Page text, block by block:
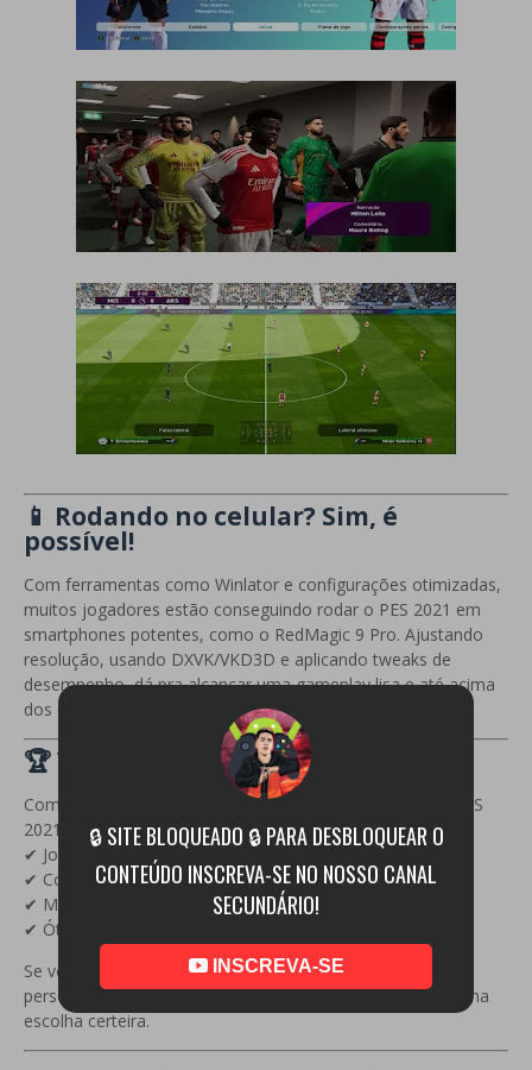
📱 Rodando no celular? Sim, é
possível!
Com ferramentas como Winlator e configurações otimizadas,
muitos jogadores estão conseguindo rodar o PES 2021 em
smartphones potentes, como o RedMagic 9 Pro. Ajustando
resolução, usando DXVK/VKD3D e aplicando tweaks de
desempenho, dá pra alcançar uma gameplay lisa e até acima
dos 60 FPS.
🏆 Vale a pena jogar em 2026?
Com certeza! Mesmo com novos jogos no mercado, o PES
2021 ainda entrega:
✔ Jogabilidade superior
✔ Comunidade ativa
✔ Mods atualizados
✔ Ótimo desempenho em setups otimizados
Se você curte futebol mais realista e quer liberdade pra
personalizar sua experiência, esse jogo continua sendo uma
escolha certeira.
🔒 SITE BLOQUEADO 🔒 PARA DESBLOQUEAR O
CONTEÚDO INSCREVA-SE NO NOSSO CANAL
SECUNDÁRIO!
INSCREVA-SE